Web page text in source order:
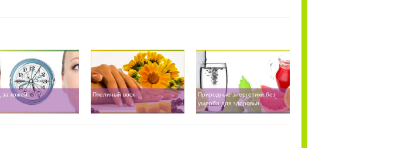
за кожей Пчелиный воск
Природные энергетики без
ущерба для здоровья